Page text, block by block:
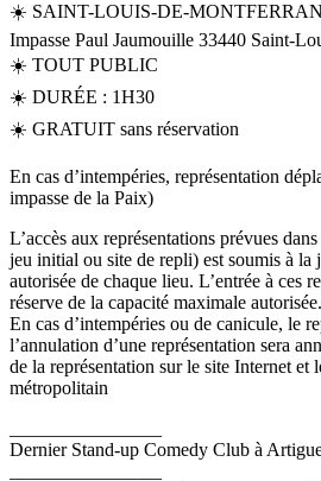
☀️ SAINT-LOUIS-DE-
Impasse Paul Jaumouille 33440 Saint-
☀️ TOUT PUBLIC
☀️ DURÉE : 1H30
☀️ GRATUIT sans réservation
En cas d’intempéries, représentation
impasse de la Paix)
L’accès aux représentations prévues
jeu initial ou site de repli) est soumis à la
autorisée de chaque lieu. L’entrée à ces
réserve de la capacité maximale autorisée.
En cas d’intempéries ou de canicule, le
l’annulation d’une représentation sera
de la représentation sur le site Internet et
métropolitain
Dernier Stand-up Comedy Club à